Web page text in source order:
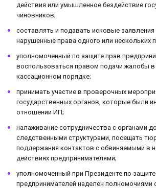
действия или умышленное бездействие
чиновников;
составлять и подавать исковые
нарушенные права одного или нескольких
уполномоченный по защите прав
воспользоваться правом подачи жалобы
кассационном порядке;
принимать участие в проверочных
государственных органов, которые были
отношении ИП;
налаживание сотрудничества с органами
следственными структурами, посещать
поддержания контактов с обвиняемыми в
действиях предпринимателями;
уполномоченный при Президенте по
предпринимателей наделен полномочиями